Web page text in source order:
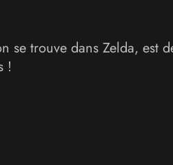
trouve dans Zelda, est
!